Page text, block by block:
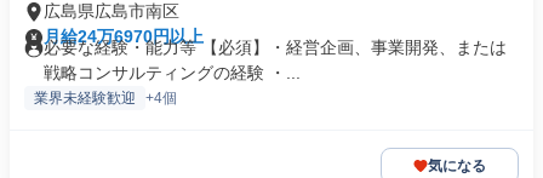
広島県広島市南区
月給24万6970円以上
必要な経験・能力等 【必須】・経営企画、事業開発、または
戦略コンサルティングの経験 ・...
業界未経験歓迎 +4個
気になる